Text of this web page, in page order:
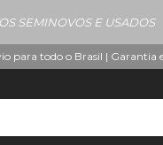
SEMINOVOS E USADOS
para todo o Brasil | Garantia